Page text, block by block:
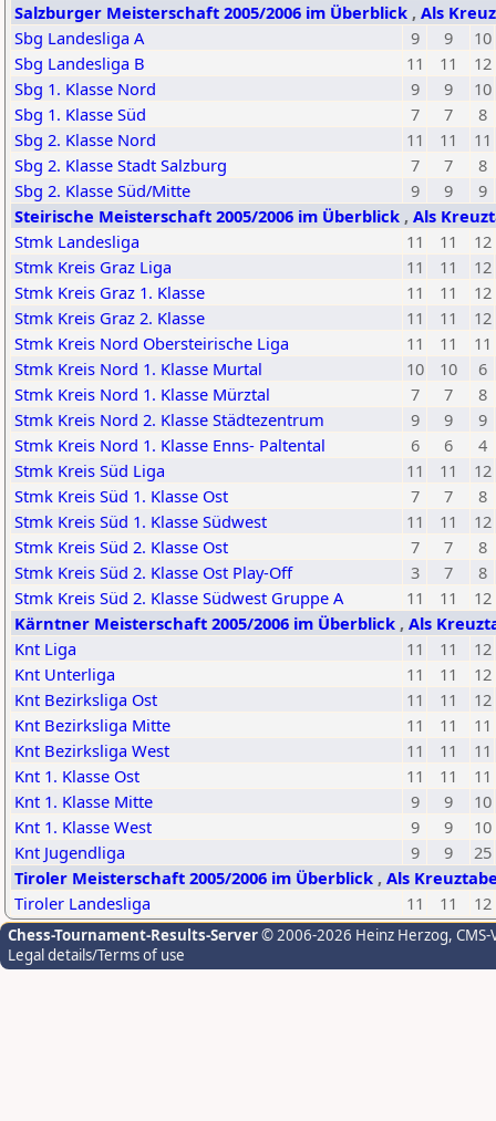
Salzburger Meisterschaft 2005/2006 im Überblick , Als
Sbg Landesliga A
9 9
10
Sbg Landesliga B
11 11
12
Sbg 1. Klasse Nord
9 9
10
Sbg 1. Klasse Süd
7 7
8
Sbg 2. Klasse Nord
11 11
11
Sbg 2. Klasse Stadt Salzburg
7 7
8
Sbg 2. Klasse Süd/Mitte
9 9
9
Steirische Meisterschaft 2005/2006 im Überblick , Als
Stmk Landesliga
11 11
12
Stmk Kreis Graz Liga
11 11
12
Stmk Kreis Graz 1. Klasse
11 11
12
Stmk Kreis Graz 2. Klasse
11 11
12
Stmk Kreis Nord Obersteirische Liga
11 11
11
Stmk Kreis Nord 1. Klasse Murtal
10 10
6
Stmk Kreis Nord 1. Klasse Mürztal
7 7
8
Stmk Kreis Nord 2. Klasse Städtezentrum
9 9
9
Stmk Kreis Nord 1. Klasse Enns- Paltental
6 6
4
Stmk Kreis Süd Liga
11 11
12
Stmk Kreis Süd 1. Klasse Ost
7 7
8
Stmk Kreis Süd 1. Klasse Südwest
11 11
12
Stmk Kreis Süd 2. Klasse Ost
7 7
8
Stmk Kreis Süd 2. Klasse Ost Play-Off
3 7
8
Stmk Kreis Süd 2. Klasse Südwest Gruppe A
11 11
12
Kärntner Meisterschaft 2005/2006 im Überblick , Als
Knt Liga
11 11
12
Knt Unterliga
11 11
12
Knt Bezirksliga Ost
11 11
12
Knt Bezirksliga Mitte
11 11
11
Knt Bezirksliga West
11 11
11
Knt 1. Klasse Ost
11 11
11
Knt 1. Klasse Mitte
9 9
10
Knt 1. Klasse West
9 9
10
Knt Jugendliga
9 9
25
Tiroler Meisterschaft 2005/2006 im Überblick , Als
Tiroler Landesliga
11 11 12
Chess-Tournament-Results-Server© 2006-2026 Heinz Herzog,
Legal details/Terms of use